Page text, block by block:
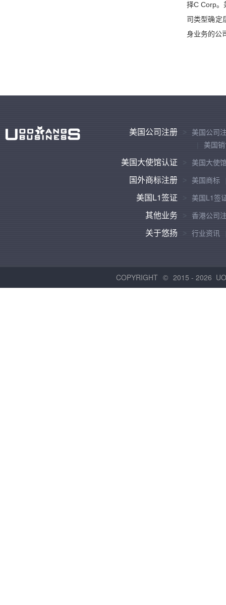
择C Corp。
司类型确定
身业务的公
美国公司注册
美国公司
美国
美国大使馆认证 美国大使
国外商标注册 美国商标
美国L1签证 美国L1签
其他业务 香港公司
关于悠扬 行业资讯
COPYRIGHT © 2015 - 2026